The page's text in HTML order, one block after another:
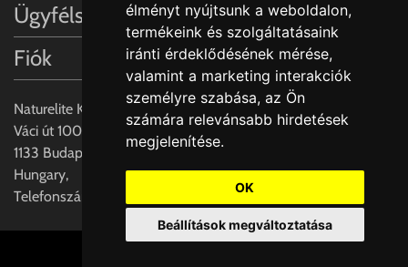
élményt nyújtsunk a weboldalon,
termékeink és szolgáltatásaink
iránti érdeklődésének mérése,
valamint a marketing interakciók
személyre szabása, az Ön
számára relevánsabb hirdetések
megjelenítése.
OK
Beállítások megváltoztatása
Budapesti szállítások:
1, Budapestre kért szállítás esetén az általános szállítás
helyett időre történő extra szállítás kérése is lehetséges
egyedi áron. A szállítás megbeszélt időablakban lehetőség
szerint 1 órás intervallumon belüli pontos időpont
megjelöléssel kérhető munkanapokon 09.00 - 15.00 között.
A költséget a megrendeléskor rendelt termék/termékek,
valamint az ott megadott szállítási cím alapján a központ
számolja, valamint visszaigazolja.
Naturelite Kft,
Váci út 100.,
1133 Budapest,
Hungary,
Telefonszám: +(36) 70-427-3837
Ügyfélszolgálat
Fiók